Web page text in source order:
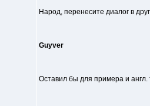
Народ, перенесите диалог в
Guyver
Оставил бы для примера и англ.